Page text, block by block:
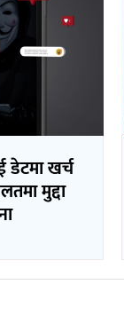
डेटमा खर्च
मुद्दा